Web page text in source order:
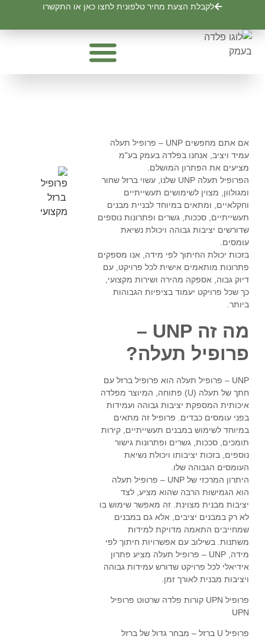
לקבלת הצעת מחיר טלפונית לחצו כאן או התקשרו
אם אתם מחפשים UNP – פרופיל תעלה
עמיד ויציב, אנחנו בפלדה בעמק בע"מ
מציעים את הפתרון המושלם.
הפרופיל תעלה UNP שלנו, עשוי ברזל שחור
ומגולוון, מצוין לשימושים תעשייתיים
וחקלאיים, ומתאים במיוחד לבניית מבנים
תעשייתיים, סככות, גשרים ופתרונות נוספים
שדורשים יציבות גבוהה ויכולת נשיאת
עומסים.
בזכות יכולת החיתוך לפי מידה, אנו מספקים
פתרונות מותאמים אישית לכל פרויקט, עם
דיוק גבוה, אספקה מהירה ושירות מקצועי,
כך שכל פרויקט יעמוד בציפיות הגבוהות
ביותר.
מה זה UNP –
פרופיל תעלה?
UNP – פרופיל תעלה הוא פרופיל ברזל עם
חתך של תעלה (U) פתוחה, המיוצר מפלדה
איכותית המספקת יציבות גבוהה ועמידות
בפני עומסים כבדים. פרופיל זה מתאים
במיוחד לשימוש במבנים תעשייתיים, קירות
תומכים, סככות, גשרים ופתרונות גישור
נוספים, בזכות יציבותו ויכולת נשיאת
העומסים הגבוהה שלו.
היתרון המרכזי של UNP – פרופיל תעלה
הוא הגמישות הרבה שהוא מציע, לצד
יציבות מבנית מצוינת. זה מאפשר שימוש בו
לא רק במבנים יציבים, אלא גם במבנים
שמחייבים התאמה מדויקת למידות
משתנות. בשילוב עם אפשרויות חיתוך לפי
מידה, UNP – פרופיל תעלה מציע פתרון
אידיאלי לכל פרויקט שדורש עמידות גבוהה
ויציבות מבנית לאורך זמן.
פרופיל UPN קורות פלדה שרטוט פרופיל
UPN
פרופיל U ברזל – מבחר גדול של ברזל